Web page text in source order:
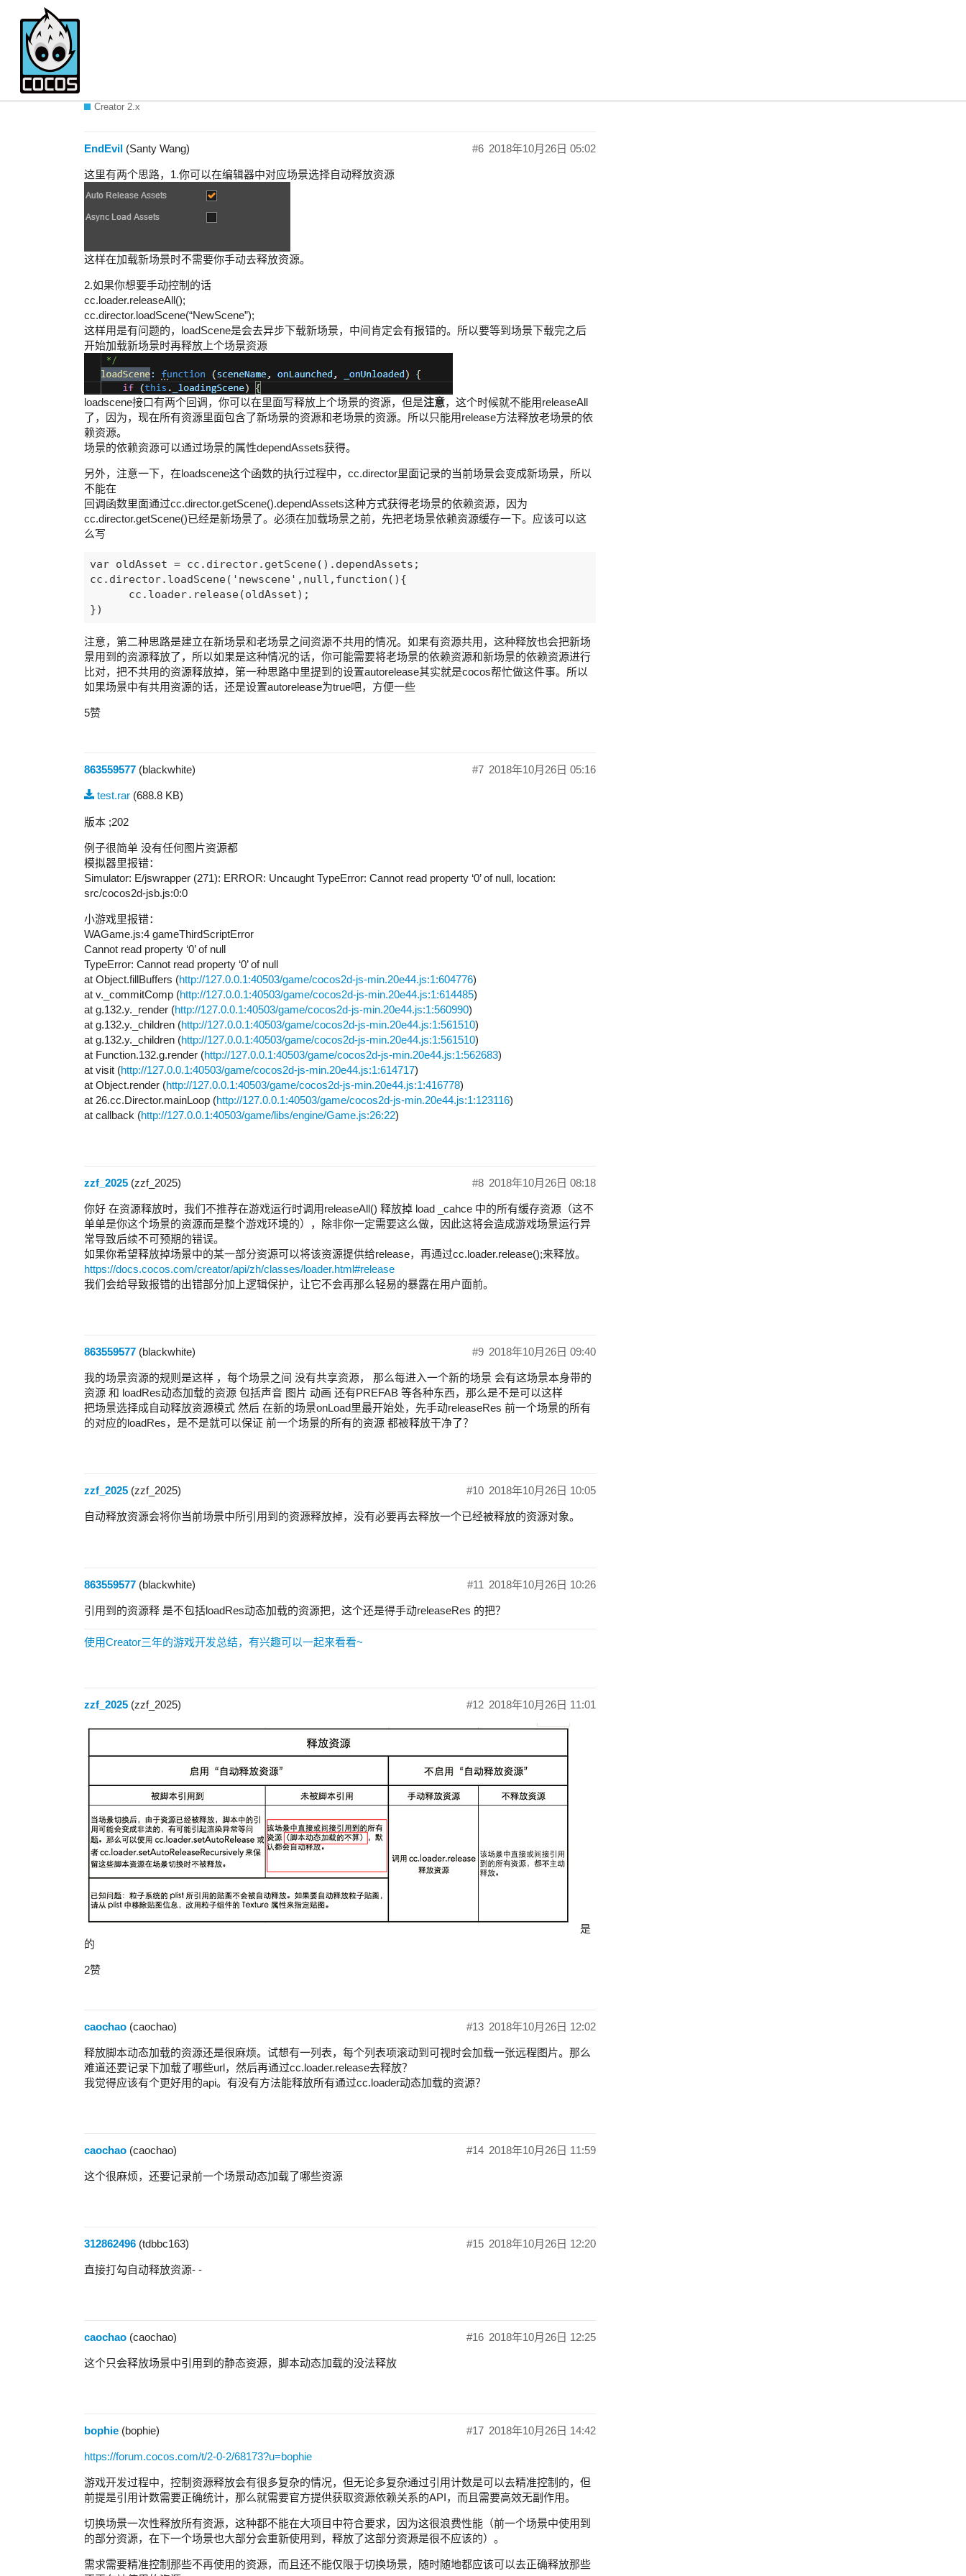
Creator 2.x
EndEvil (Santy Wang) 2018年10月26日 05:02
#6
这里有两个思路，1.你可以在编辑器中对应场景选择自动释放资源
这样在加载新场景时不需要你手动去释放资源。
2.如果你想要手动控制的话
cc.loader.releaseAll();
cc.director.loadScene(“NewScene”);
这样用是有问题的，loadScene是会去异步下载新场景，中间肯定会有报错的。所以要等到场景下载完之后
开始加载新场景时再释放上个场景资源
loadscene接口有两个回调，你可以在里面写释放上个场景的资源，但是注意，这个时候就不能用releaseAll
了，因为，现在所有资源里面包含了新场景的资源和老场景的资源。所以只能用release方法释放老场景的依
赖资源。
场景的依赖资源可以通过场景的属性dependAssets获得。
另外，注意一下，在loadscene这个函数的执行过程中，cc.director里面记录的当前场景会变成新场景，所以
不能在
回调函数里面通过cc.director.getScene().dependAssets这种方式获得老场景的依赖资源，因为
cc.director.getScene()已经是新场景了。必须在加载场景之前，先把老场景依赖资源缓存一下。应该可以这
么写
var oldAsset = cc.director.getScene().dependAssets;
cc.director.loadScene('newscene',null,function(){
      cc.loader.release(oldAsset);
注意，第二种思路是建立在新场景和老场景之间资源不共用的情况。如果有资源共用，这种释放也会把新场
景用到的资源释放了，所以如果是这种情况的话，你可能需要将老场景的依赖资源和新场景的依赖资源进行
比对，把不共用的资源释放掉，第一种思路中里提到的设置autorelease其实就是cocos帮忙做这件事。所以
如果场景中有共用资源的话，还是设置autorelease为true吧，方便一些
5赞
863559577 (blackwhite) 2018年10月26日 05:16
#7
test.rar (688.8 KB)
版本 ;202
例子很简单 没有任何图片资源都
模拟器里报错：
Simulator: E/jswrapper (271): ERROR: Uncaught TypeError: Cannot read property ‘0’ of null, location:
src/cocos2d-jsb.js:0:0
小游戏里报错：
WAGame.js:4 gameThirdScriptError
Cannot read property ‘0’ of null
TypeError: Cannot read property ‘0’ of null
at Object.fillBuffers (http://127.0.0.1:40503/game/cocos2d-js-min.20e44.js:1:604776)
at v._commitComp (http://127.0.0.1:40503/game/cocos2d-js-min.20e44.js:1:614485)
at g.132.y._render (http://127.0.0.1:40503/game/cocos2d-js-min.20e44.js:1:560990)
at g.132.y._children (http://127.0.0.1:40503/game/cocos2d-js-min.20e44.js:1:561510)
at g.132.y._children (http://127.0.0.1:40503/game/cocos2d-js-min.20e44.js:1:561510)
at Function.132.g.render (http://127.0.0.1:40503/game/cocos2d-js-min.20e44.js:1:562683)
at visit (http://127.0.0.1:40503/game/cocos2d-js-min.20e44.js:1:614717)
at Object.render (http://127.0.0.1:40503/game/cocos2d-js-min.20e44.js:1:416778)
at 26.cc.Director.mainLoop (http://127.0.0.1:40503/game/cocos2d-js-min.20e44.js:1:123116)
at callback (http://127.0.0.1:40503/game/libs/engine/Game.js:26:22)
zzf_2025 (zzf_2025) 2018年10月26日 08:18
#8
你好 在资源释放时，我们不推荐在游戏运行时调用releaseAll() 释放掉 load _cahce 中的所有缓存资源（这不
单单是你这个场景的资源而是整个游戏环境的），除非你一定需要这么做，因此这将会造成游戏场景运行异
常导致后续不可预期的错误。
如果你希望释放掉场景中的某一部分资源可以将该资源提供给release，再通过cc.loader.release();来释放。
https://docs.cocos.com/creator/api/zh/classes/loader.html#release
我们会给导致报错的出错部分加上逻辑保护，让它不会再那么轻易的暴露在用户面前。
863559577 (blackwhite) 2018年10月26日 09:40
#9
我的场景资源的规则是这样 ，每个场景之间 没有共享资源， 那么每进入一个新的场景 会有这场景本身带的
资源 和 loadRes动态加载的资源 包括声音 图片 动画 还有PREFAB 等各种东西，那么是不是可以这样
把场景选择成自动释放资源模式 然后 在新的场景onLoad里最开始处，先手动releaseRes 前一个场景的所有
的对应的loadRes，是不是就可以保证 前一个场景的所有的资源 都被释放干净了？
zzf_2025 (zzf_2025) 2018年10月26日 10:05
#10
自动释放资源会将你当前场景中所引用到的资源释放掉，没有必要再去释放一个已经被释放的资源对象。
863559577 (blackwhite) 2018年10月26日 10:26
#11
引用到的资源释 是不包括loadRes动态加载的资源把，这个还是得手动releaseRes 的把？
使用Creator三年的游戏开发总结，有兴趣可以一起来看看~
zzf_2025 (zzf_2025) 2018年10月26日 11:01
#12
是
的
2赞
caochao (caochao) 2018年10月26日 12:02
#13
释放脚本动态加载的资源还是很麻烦。试想有一列表，每个列表项滚动到可视时会加载一张远程图片。那么
难道还要记录下加载了哪些url，然后再通过cc.loader.release去释放？
我觉得应该有个更好用的api。有没有方法能释放所有通过cc.loader动态加载的资源？
caochao (caochao) 2018年10月26日 11:59
#14
这个很麻烦，还要记录前一个场景动态加载了哪些资源
312862496 (tdbbc163) 2018年10月26日 12:20
#15
直接打勾自动释放资源- -
caochao (caochao) 2018年10月26日 12:25
#16
这个只会释放场景中引用到的静态资源，脚本动态加载的没法释放
bophie (bophie) 2018年10月26日 14:42
#17
https://forum.cocos.com/t/2-0-2/68173?u=bophie
游戏开发过程中，控制资源释放会有很多复杂的情况，但无论多复杂通过引用计数是可以去精准控制的，但
前提是引用计数需要正确统计，那么就需要官方提供获取资源依赖关系的API，而且需要高效无副作用。
切换场景一次性释放所有资源，这种都不能在大项目中符合要求，因为这很浪费性能（前一个场景中使用到
的部分资源，在下一个场景也大部分会重新使用到，释放了这部分资源是很不应该的）。
需求需要精准控制那些不再使用的资源，而且还不能仅限于切换场景，随时随地都应该可以去正确释放那些